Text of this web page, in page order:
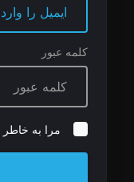
کلمه عبور
مرا به خاطر